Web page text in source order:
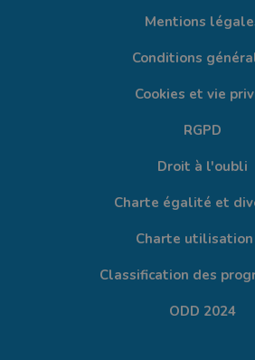
Mentions
Conditions
Cookies et vie
RGPD
Droit à l'oubli
Charte égalité et
Charte utilisation
Classification des
ODD 2024